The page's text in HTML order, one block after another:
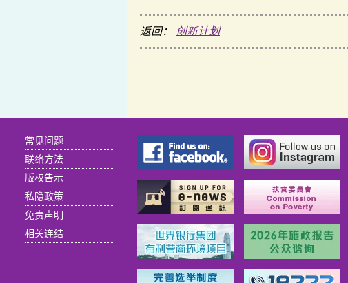
返回： 创新计划
常见问题
联络方法
版权告示
私隐政策
免责声明
相关连结